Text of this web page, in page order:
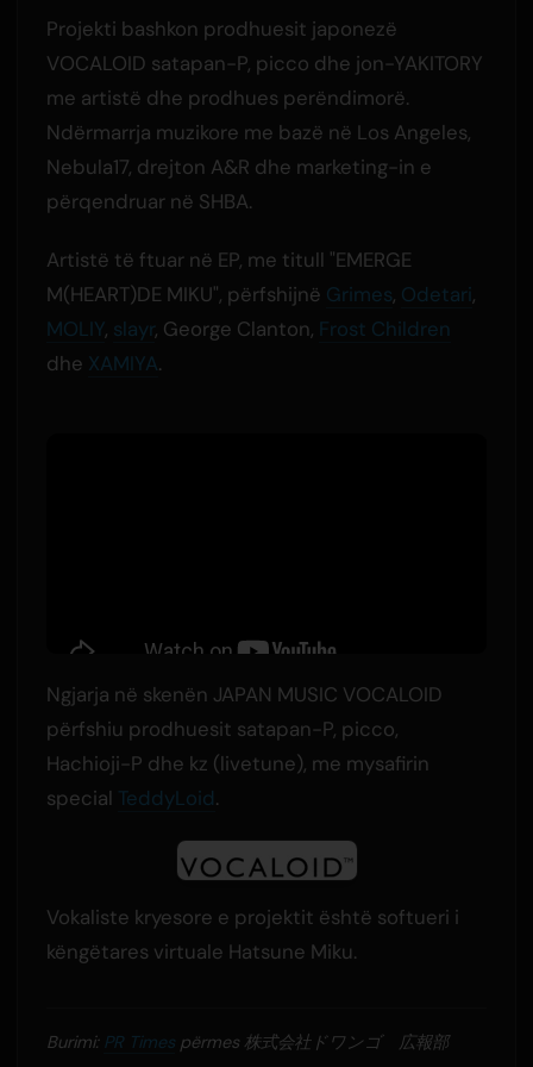
Projekti bashkon prodhuesit japonezë
VOCALOID satapan-P, picco dhe jon-YAKITORY
me artistë dhe prodhues perëndimorë.
Ndërmarrja muzikore me bazë në Los Angeles,
Nebula17, drejton A&R dhe marketing-in e
përqendruar në SHBA.
Artistë të ftuar në EP, me titull "EMERGE
M(HEART)DE MIKU", përfshijnë Grimes, Odetari,
MOLIY, slayr, George Clanton, Frost Children
dhe XAMIYA.
Ngjarja në skenën JAPAN MUSIC VOCALOID
përfshiu prodhuesit satapan-P, picco,
Hachioji-P dhe kz (livetune), me mysafirin
special TeddyLoid.
Vokaliste kryesore e projektit është softueri i
këngëtares virtuale Hatsune Miku.
Burimi: PR Timespërmes 株式会社ドワンゴ 広報部